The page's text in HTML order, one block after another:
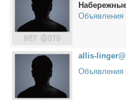
Объявления
allis-
Объявления